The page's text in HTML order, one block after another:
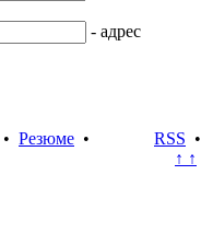
-адрес
• Резюме •
RSS •
↑ ↑